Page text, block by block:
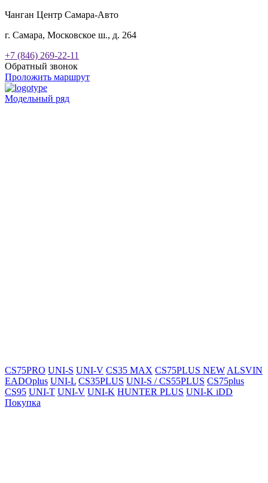
Чанган Центр Самара-Авто
г. Самара, Московское ш., д. 264
+7 (846) 269-22-11
Обратный звонок
Проложить маршрут
Модельный ряд
CS75PRO UNI-S UNI-V CS35 MAX CS75PLUS NEW ALSVIN
EADOplus UNI-L CS35PLUS UNI-S / CS55PLUS CS75plus
CS95 UNI-T UNI-V UNI-K HUNTER PLUS UNI-K iDD
Покупка